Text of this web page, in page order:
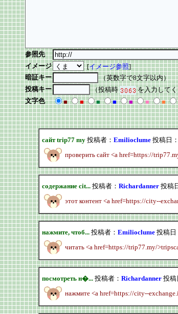
参照先
イメージ
[イメージ参照]
暗証キー
（英数字で8文字以内）
投稿キー
（投稿時
を入力して
文字色
■ ■ ■ ■ ■ ■ ■
сайт trip77 my投稿者： Emilioclume投稿日
проверить сайт <a href=https://
содержание cit...投稿者： Richardanner投稿
этот контент <a href=https://city--
нажмите, чтоб...投稿者： Emilioclume投稿日
читать <a href=https://trip77.my/
посмотреть н�...投稿者： Richardanner投稿
нажмите <a href=https://city--